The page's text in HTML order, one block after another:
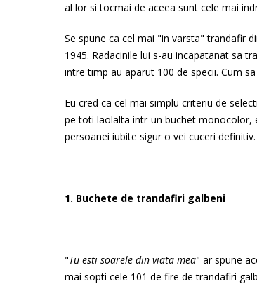
al lor si tocmai de aceea sunt cele mai
Se spune ca cel mai "in varsta" trandafir
1945. Radacinile lui s-au incapatanat sa
intre timp au aparut 100 de specii. Cum
Eu cred ca cel mai simplu criteriu de
pe toti laolalta intr-un buchet monocolor,
persoanei iubite sigur o vei cuceri definitiv.
1. Buchete de trandafiri galbeni
"Tu esti soarele din viata mea" ar spune
mai sopti cele 101 de fire de trandafiri